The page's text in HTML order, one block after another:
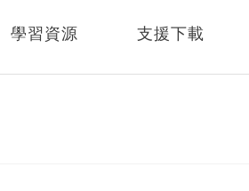
學習資源 支援下載